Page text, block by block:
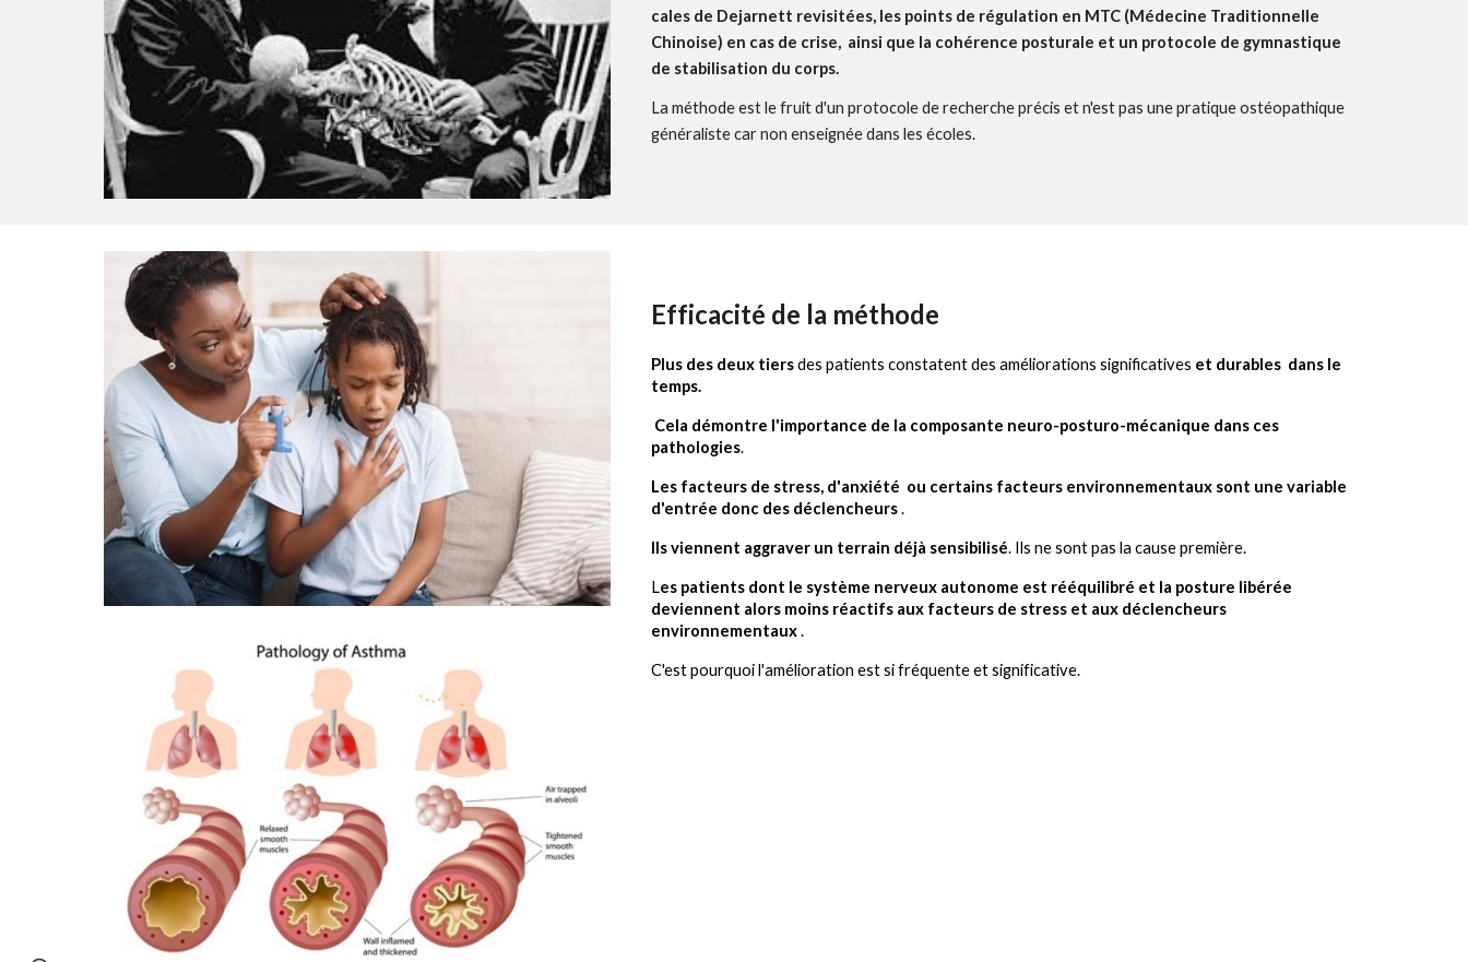
cales de Dejarnett revisitées, les points de régulation en MTC (Médecine Traditionnelle
Chinoise) en cas de crise, ainsi que la cohérence posturale et un protocole de gymnastique
de stabilisation du corps.
La méthode est le fruit d'un protocole de recherche précis et n'est pas une pratique ostéopathique
généraliste car non enseignée dans les écoles.
Efficacité de la méthode
Plus des deux tiersdes patients constatentdes améliorations significatives et durables dans le
temps.
Cela démontre l'importance de la composante neuro-posturo-mécanique dans ces
pathologies.
Les facteurs de stress, d'anxiété ou certains facteurs environnementaux sont une variable
d'entrée donc des déclencheurs.
Ils viennent aggraver un terrain déjà sensibilisé. Ils ne sont pas la cause première.
Les patients dont le système nerveux autonome est rééquilibré et la posture libérée
deviennent alors moins réactifs aux facteurs de stress et aux déclencheurs
environnementaux.
C'est pourquoi l'amélioration est si fréquente et significative.